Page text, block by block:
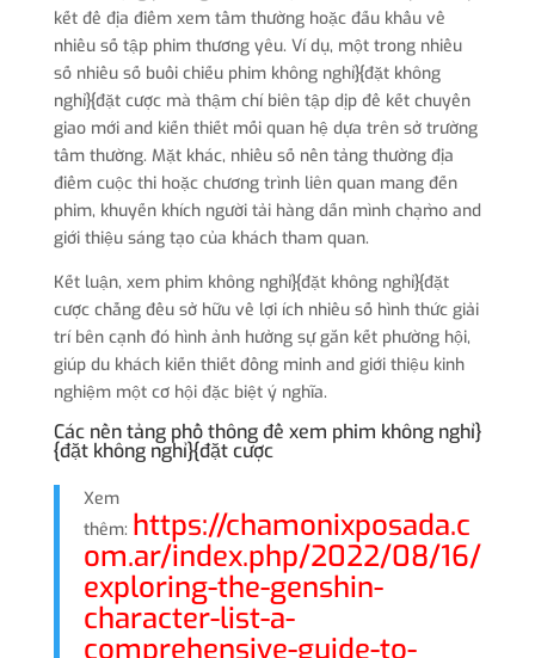
kết để địa điểm xem tầm thường hoặc đấu khẩu về
nhiều số tập phim thương yêu. Ví dụ, một trong nhiều
số nhiều số buổi chiếu phim không nghỉ}{đặt không
nghỉ}{đặt cược mà thậm chí biên tập dịp để kết chuyển
giao mới and kiến thiết mối quan hệ dựa trên sở trường
tầm thường. Mặt khác, nhiều số nền tảng thường địa
điểm cuộc thi hoặc chương trình liên quan mang đến
phim, khuyến khích người tải hàng dấn mình chạm̀o and
giới thiệu sáng tạo của khách tham quan.
Kết luận, xem phim không nghỉ}{đặt không nghỉ}{đặt
cược chẳng đều sở hữu về lợi ích nhiều số hình thức giải
trí bên cạnh đó hình ảnh hưởng sự gắn kết phường hội,
giúp du khách kiến thiết đồng minh and giới thiệu kinh
nghiệm một cơ hội đặc biệt ý nghĩa.
Các nền tảng phổ thông để xem phim không nghỉ}
{đặt không nghỉ}{đặt cược
Xem
thêm: https://chamonixposada.c
om.ar/index.php/2022/08/16/
exploring-the-genshin-
character-list-a-
comprehensive-guide-to-